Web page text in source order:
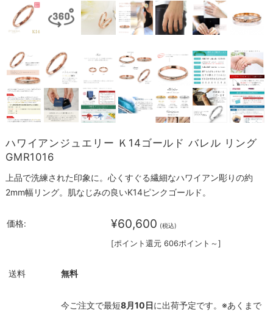
ハワイアンジュエリー Ｋ14ゴールド バレル リング
GMR1016
上品で洗練された印象に。心くすぐる繊細なハワイアン彫りの約
2mm幅リング。肌なじみの良いK14ピンクゴールド。
価格: ¥60,600 (税込)
[ポイント還元 606ポイント～]
送料 無料
今ご注文で最短8月10日に出荷予定です。※あくまで